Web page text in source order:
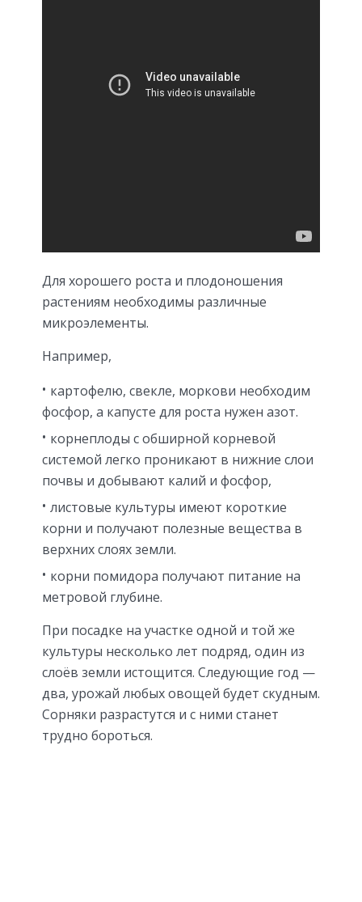
Для хорошего роста и плодоношения
растениям необходимы различные
микроэлементы.
Например,
картофелю, свекле, моркови необходим
фосфор, а капусте для роста нужен азот.
корнеплоды с обширной корневой
системой легко проникают в нижние слои
почвы и добывают калий и фосфор,
листовые культуры имеют короткие
корни и получают полезные вещества в
верхних слоях земли.
корни помидора получают питание на
метровой глубине.
При посадке на участке одной и той же
культуры несколько лет подряд, один из
слоёв земли истощится. Следующие год —
два, урожай любых овощей будет скудным.
Сорняки разрастутся и с ними станет
трудно бороться.